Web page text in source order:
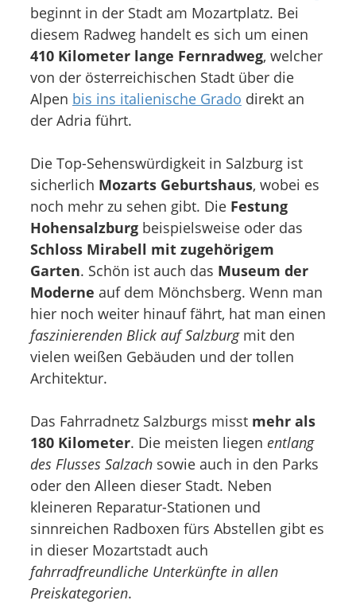
beginnt in der Stadt am Mozartplatz. Bei
diesem Radweg handelt es sich um einen
410 Kilometer lange Fernradweg, welcher
von der österreichischen Stadt über die
Alpen bis ins italienische Grado direkt an
der Adria führt.
Die Top-Sehenswürdigkeit in Salzburg ist
sicherlich Mozarts Geburtshaus, wobei es
noch mehr zu sehen gibt. Die Festung
Hohensalzburg beispielsweise oder das
Schloss Mirabell mit zugehörigem
Garten. Schön ist auch das Museum der
Moderne auf dem Mönchsberg. Wenn man
hier noch weiter hinauf fährt, hat man einen
faszinierenden Blick auf Salzburgmit den
vielen weißen Gebäuden und der tollen
Architektur.
Das Fahrradnetz Salzburgs misst mehr als
180 Kilometer. Die meisten liegen entlang
des Flusses Salzach sowie auch in den Parks
oder den Alleen dieser Stadt. Neben
kleineren Reparatur-Stationen und
sinnreichen Radboxen fürs Abstellen gibt es
in dieser Mozartstadt auch
fahrradfreundliche Unterkünfte in allen
Preiskategorien.